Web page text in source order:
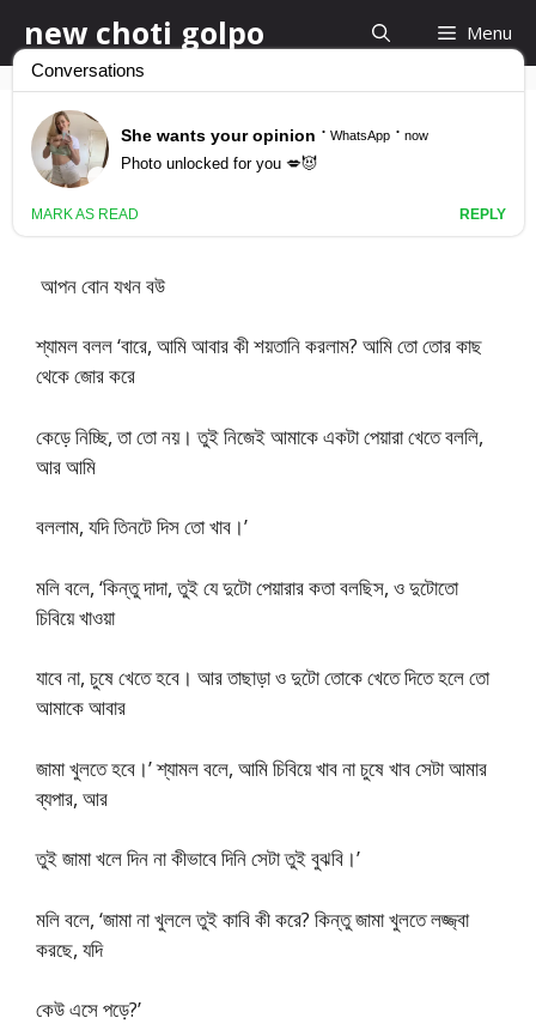
to
content
new choti golpo Menu
আপন বোন যখন বউ
March 26, 2017
আপন বোন যখন বউ
শ্যামল বলল ‘বারে, আমি আবার কী শয়তানি করলাম? আমি তো তোর কাছ
থেকে জোর করে
কেড়ে নিচ্ছি, তা তো নয়। তুই নিজেই আমাকে একটা পেয়ারা খেতে বললি,
আর আমি
বললাম, যদি তিনটে দিস তো খাব।’
মলি বলে, ‘কিন্তু দাদা, তুই যে দুটো পেয়ারার কতা বলছিস, ও দুটোতো
চিবিয়ে খাওয়া
যাবে না, চুষে খেতে হবে। আর তাছাড়া ও দুটো তোকে খেতে দিতে হলে তো
আমাকে আবার
জামা খুলতে হবে।’ শ্যামল বলে, আমি চিবিয়ে খাব না চুষে খাব সেটা আমার
ব্যপার, আর
তুই জামা খলে দিন না কীভাবে দিনি সেটা তুই বুঝবি।’
মলি বলে, ‘জামা না খুললে তুই কাবি কী করে? কিন্তু জামা খুলতে লজ্জ্বা
করছে, যদি
কেউ এসে পড়ে?’